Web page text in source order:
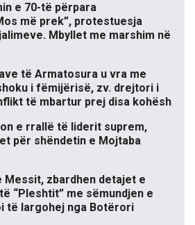
e 70-të përpara
më prek”, protestuesja
Mbyllet me marshim në
të Armatosura u vra me
i fëmijërisë, zv. drejtori i
të mbartur prej disa kohësh
e rrallë të liderit suprem,
për shëndetin e Mojtaba
Messit, zbardhen detajet e
“Pleshtit” me sëmundjen e
të largohej nga Botërori